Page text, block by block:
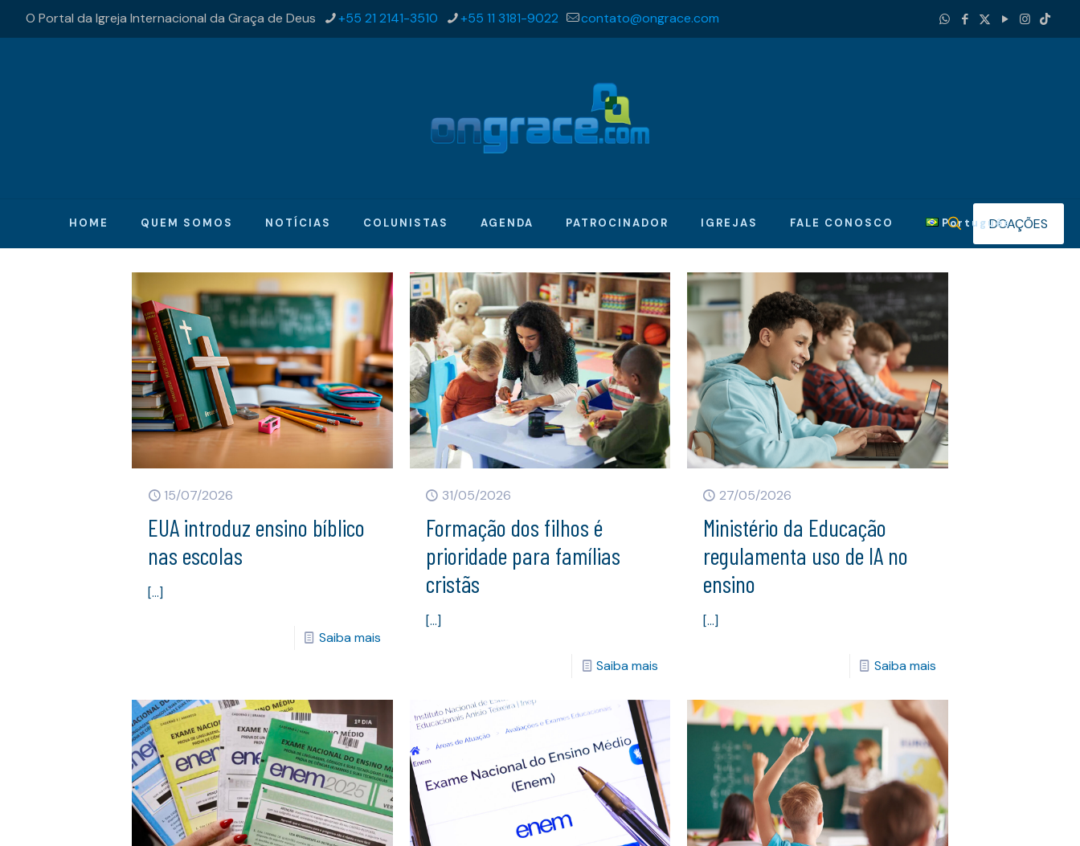
O Portal da Igreja Internacional da Graça de Deus +55 21 2141-3510 +55 11 3181-9022 contato@ongrace.com
HOME QUEM SOMOS NOTÍCIAS COLUNISTAS AGENDA PATROCINADOR IGREJAS FALE CONOSCO PortuguêsDOAÇÕES
15/07/2026
EUA introduz ensino bíblico
nas escolas
[…]
Saiba mais
31/05/2026
Formação dos filhos é
prioridade para famílias
cristãs
[…]
Saiba mais
27/05/2026
Ministério da Educação
regulamenta uso de IA no
ensino
[…]
Saiba mais